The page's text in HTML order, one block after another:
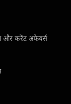
और करेंट अफेयर्स